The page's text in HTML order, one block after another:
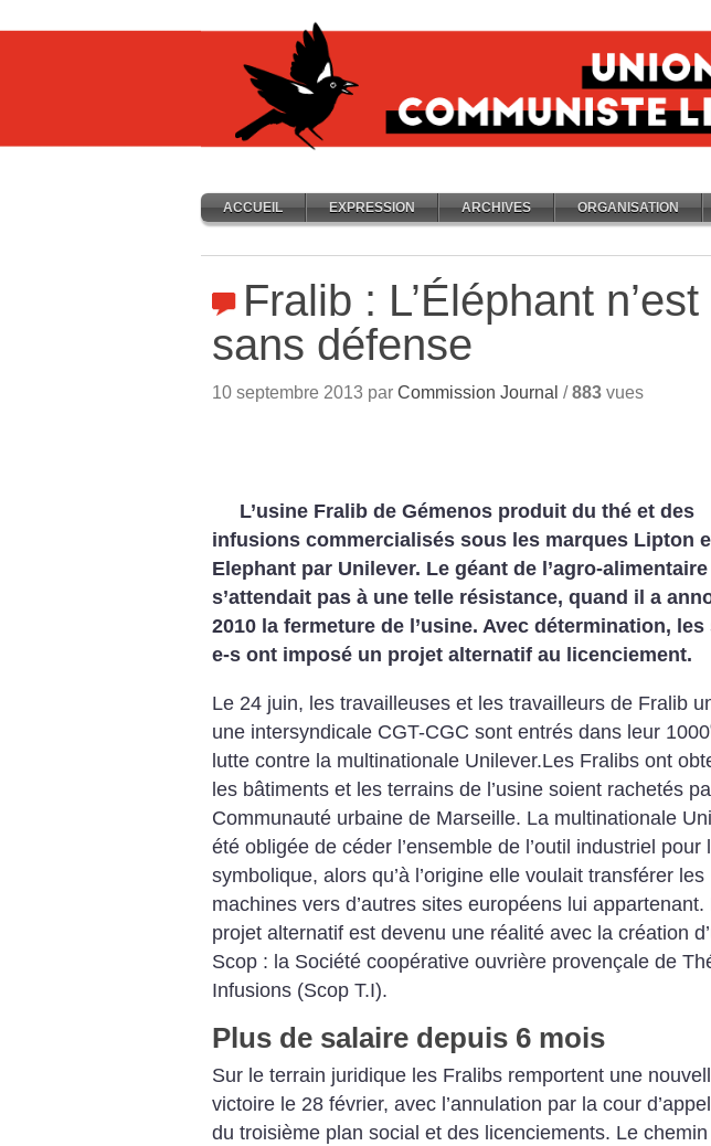
ACCUEIL EXPRESSION ARCHIVES ORGANISATION
Fralib : L’Éléphant
sans défense
10 septembre 2013 par Commission Journal /883 vues
L’usine Fralib de Gémenos produit du thé et des
infusions commercialisés sous les marques Lipton
Elephant par Unilever. Le géant de l’agro-
s’attendait pas à une telle résistance, quand il a
2010 la fermeture de l’usine. Avec détermination, les
e-s ont imposé un projet alternatif au licenciement.
Le 24 juin, les travailleuses et les travailleurs de Fralib
une intersyndicale CGT-CGC sont entrés dans leur 1000
lutte contre la multinationale Unilever.Les Fralibs ont
les bâtiments et les terrains de l’usine soient rachetés
Communauté urbaine de Marseille. La multinationale
été obligée de céder l’ensemble de l’outil industriel pour
symbolique, alors qu’à l’origine elle voulait transférer les
machines vers d’autres sites européens lui appartenant.
projet alternatif est devenu une réalité avec la création
Scop : la Société coopérative ouvrière provençale de
Infusions (Scop T.I).
Plus de salaire depuis 6 mois
Sur le terrain juridique les Fralibs remportent une
victoire le 28 février, avec l’annulation par la cour
du troisième plan social et des licenciements. Le chemin